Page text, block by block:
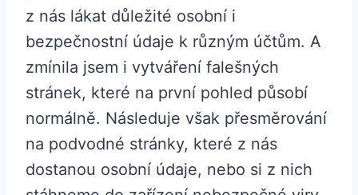
z nás lákat důležité osobní i
bezpečnostní údaje k různým účtům. A
zmínila jsem i vytváření falešných
stránek, které na první pohled působí
normálně. Následuje však přesměrování
na podvodné stránky, které z nás
dostanou osobní údaje, nebo si z nich